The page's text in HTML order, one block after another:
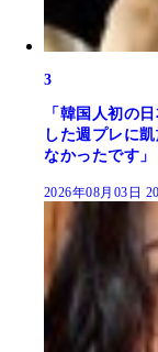
3
「韓国人初の
した週プレに
なかったです」
2026年08月03日